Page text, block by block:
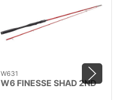
W631
W6 FINESSE SHAD 2ND